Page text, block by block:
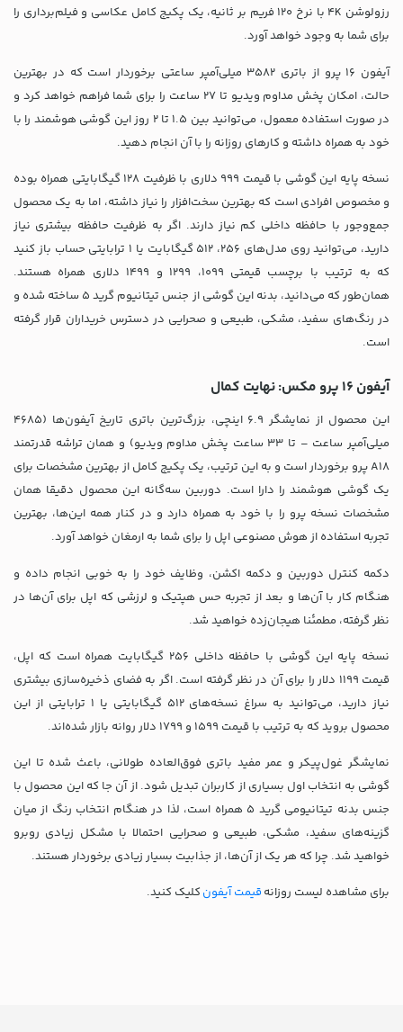
رزولوشن 4K با نرخ 120 فریم بر ثانیه، یک پکیج کامل عکاسی و فیلم‌برداری را
برای شما به وجود خواهد آورد.
آیفون ۱۶ پرو از باتری 3582 میلی‌آمپر ساعتی برخوردار است که در بهترین
حالت، امکان پخش مداوم ویدیو تا 27 ساعت را برای شما فراهم خواهد کرد و
در صورت استفاده معمول، می‌توانید بین 1.5 تا 2 روز این گوشی هوشمند را با
خود به همراه داشته و کارهای روزانه را با آن انجام دهید.
نسخه پایه این گوشی با قیمت 999 دلاری با ظرفیت 128 گیگابایتی همراه بوده
و مخصوص افرادی است که بهترین سخت‌افزار را نیاز داشته، اما به یک محصول
جمع‌و‌جور با حافظه داخلی کم نیاز دارند. اگر به ظرفیت حافظه بیشتری نیاز
دارید، می‌توانید روی مدل‌های 256، 512 گیگابایت یا ۱ ترابایتی حساب باز کنید
که به ترتیب با برچسب قیمتی 1099، 1299 و 1499 دلاری همراه هستند.
همان‌طور که می‌دانید، بدنه این گوشی از جنس تیتانیوم گرید 5 ساخته شده و
در رنگ‌های سفید، مشکی، طبیعی و صحرایی در دسترس خریداران قرار گرفته
است.
آیفون 16 پرو مکس: نهایت کمال
این محصول از نمایشگر 6.9 اینچی، بزرگ‌ترین باتری تاریخ آیفون‌ها (4685
میلی‌آمپر ساعت – تا 33 ساعت پخش مداوم ویدیو) و همان تراشه قدرتمند
A18 پرو برخوردار است و به این ترتیب، یک پکیج کامل از بهترین مشخصات برای
یک گوشی هوشمند را دارا است. دوربین سه‌گانه این محصول دقیقا همان
مشخصات نسخه پرو را با خود به همراه دارد و در کنار همه این‌ها، بهترین
تجربه استفاده از هوش مصنوعی اپل را برای شما به ارمغان خواهد آورد.
دکمه کنترل دوربین و دکمه اکشن، وظایف خود را به خوبی انجام داده و
هنگام کار با آن‌ها و بعد از تجربه حس هپتیک و لرزشی که اپل برای آن‌ها در
نظر گرفته، مطمئنا هیجان‌زده خواهید شد.
نسخه پایه این گوشی با حافظه داخلی 256 گیگابایت همراه است که اپل،
قیمت 1199 دلار را برای آن در نظر گرفته است. اگر به فضای ذخیره‌سازی بیشتری
نیاز دارید، می‌توانید به سراغ نسخه‌های 512 گیگابایتی یا 1 ترابایتی از این
محصول بروید که به ترتیب با قیمت 1599 و 1799 دلار روانه بازار شده‌اند.
نمایشگر غول‌پیکر و عمر مفید باتری فوق‌العاده طولانی، باعث شده تا این
گوشی به انتخاب اول بسیاری از کاربران تبدیل شود. از آن جا که این محصول با
جنس بدنه تیتانیومی گرید 5 همراه است، لذا در هنگام انتخاب رنگ از میان
گزینه‌های سفید، مشکی، طبیعی و صحرایی احتمالا با مشکل زیادی روبرو
خواهید شد. چرا که هر یک از آن‌ها، از جذابیت بسیار زیادی برخوردار هستند.
برای مشاهده لیست روزانه قیمت آیفون کلیک کنید.